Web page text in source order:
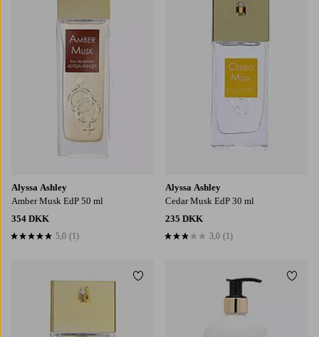
Alyssa Ashley
Amber Musk EdP 50 ml
354 DKK
5,0 baseret på 1 bedømmelser
5,0 (1)
Alyssa Ashley
Cedar Musk EdP 30 ml
235 DKK
3,0 baseret på 1 bedømmelser
3,0 (1)
Tilføj til favoritter